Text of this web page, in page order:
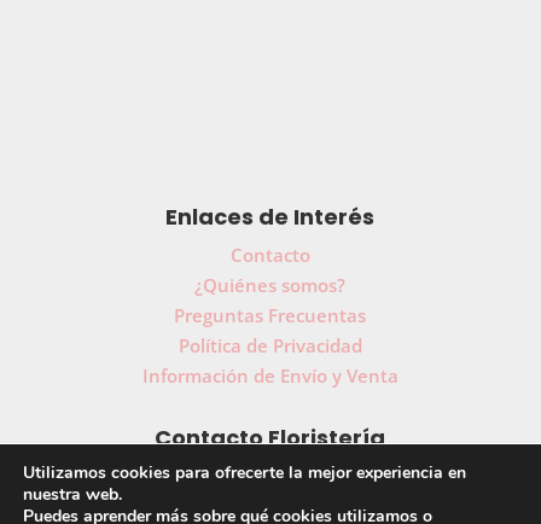
Enlaces de Interés
Contacto
¿Quiénes somos?
Preguntas Frecuentas
Política de Privacidad
Información de Envío y Venta
Contacto Floristería
91 739 51 71|
607 64 40 58
Utilizamos cookies para ofrecerte la mejor experiencia en
nuestra web.
Puedes aprender más sobre qué cookies utilizamos o